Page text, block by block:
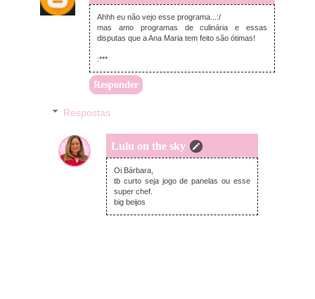
Ahhh eu não vejo esse programa...:/
mas amo programas de culinária e essas
disputas que a Ana Maria tem feito são ótimas!
:***
Responder
Respostas
Lulu on the sky
terça-feira, setembro 02, 2014
Oi Bárbara,
tb curto seja jogo de panelas ou esse
super chef.
big beijos